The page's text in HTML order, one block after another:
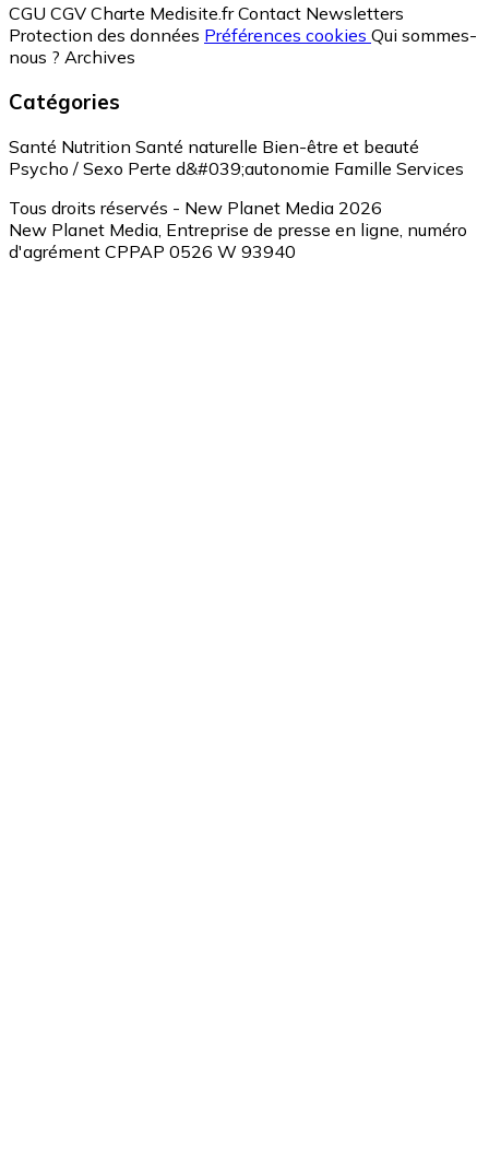
CGU CGV Charte Medisite.fr Contact Newsletters
Protection des données Préférences cookies Qui sommes-
nous ? Archives
Catégories
Santé Nutrition Santé naturelle Bien-être et beauté
Psycho / Sexo Perte d&#039;autonomie Famille Services
Tous droits réservés - New Planet Media 2026
New Planet Media, Entreprise de presse en ligne, numéro
d'agrément CPPAP 0526 W 93940